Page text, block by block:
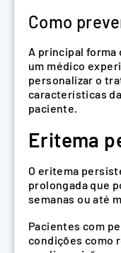
Como
A principal
um médico
personalizar o
características
paciente.
Eritema
O eritema
prolongada que
semanas ou até
Pacientes com
condições como